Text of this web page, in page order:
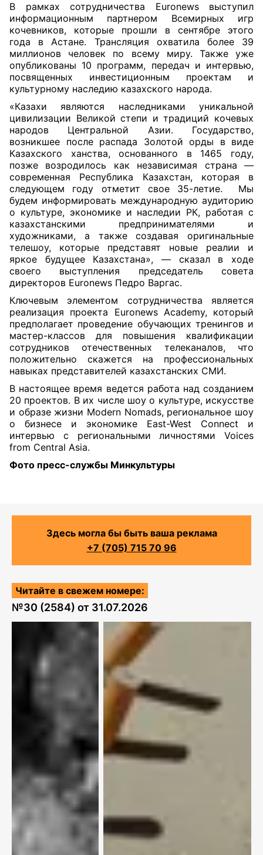
В рамках сотрудничества Euronews выступил
информационным партнером Всемирных игр
кочевников, которые прошли в сентябре этого
года в Астане. Трансляция охватила более 39
миллионов человек по всему миру. Также уже
опубликованы 10 программ, передач и интервью,
посвященных инвестиционным проектам и
культурному наследию казахского народа.
«Казахи являются наследниками уникальной
цивилизации Великой степи и традиций кочевых
народов Центральной Азии. Государство,
возникшее после распада Золотой орды в виде
Казахского ханства, основанного в 1465 году,
позже возродилось как независимая страна —
современная Республика Казахстан, которая в
следующем году отметит свое 35-летие. Мы
будем информировать международную аудиторию
о культуре, экономике и наследии РК, работая с
казахстанскими предпринимателями и
художниками, а также создавая оригинальные
телешоу, которые представят новые реалии и
яркое будущее Казахстана», — сказал в ходе
своего выступления председатель совета
директоров Euronews Педро Варгас.
Ключевым элементом сотрудничества является
реализация проекта Euronews Academy, который
предполагает проведение обучающих тренингов и
мастер-классов для повышения квалификации
сотрудников отечественных телеканалов, что
положительно скажется на профессиональных
навыках представителей казахстанских СМИ.
В настоящее время ведется работа над созданием
20 проектов. В их числе шоу о культуре, искусстве
и образе жизни Modern Nomads, региональное шоу
о бизнесе и экономике East-West Connect и
интервью с региональными личностями Voices
from Central Asia.
Фото пресс-службы Минкультуры
Здесь могла бы быть ваша реклама
+7 (705) 715 70 96
Читайте в свежем номере:
№30 (2584) от 31.07.2026